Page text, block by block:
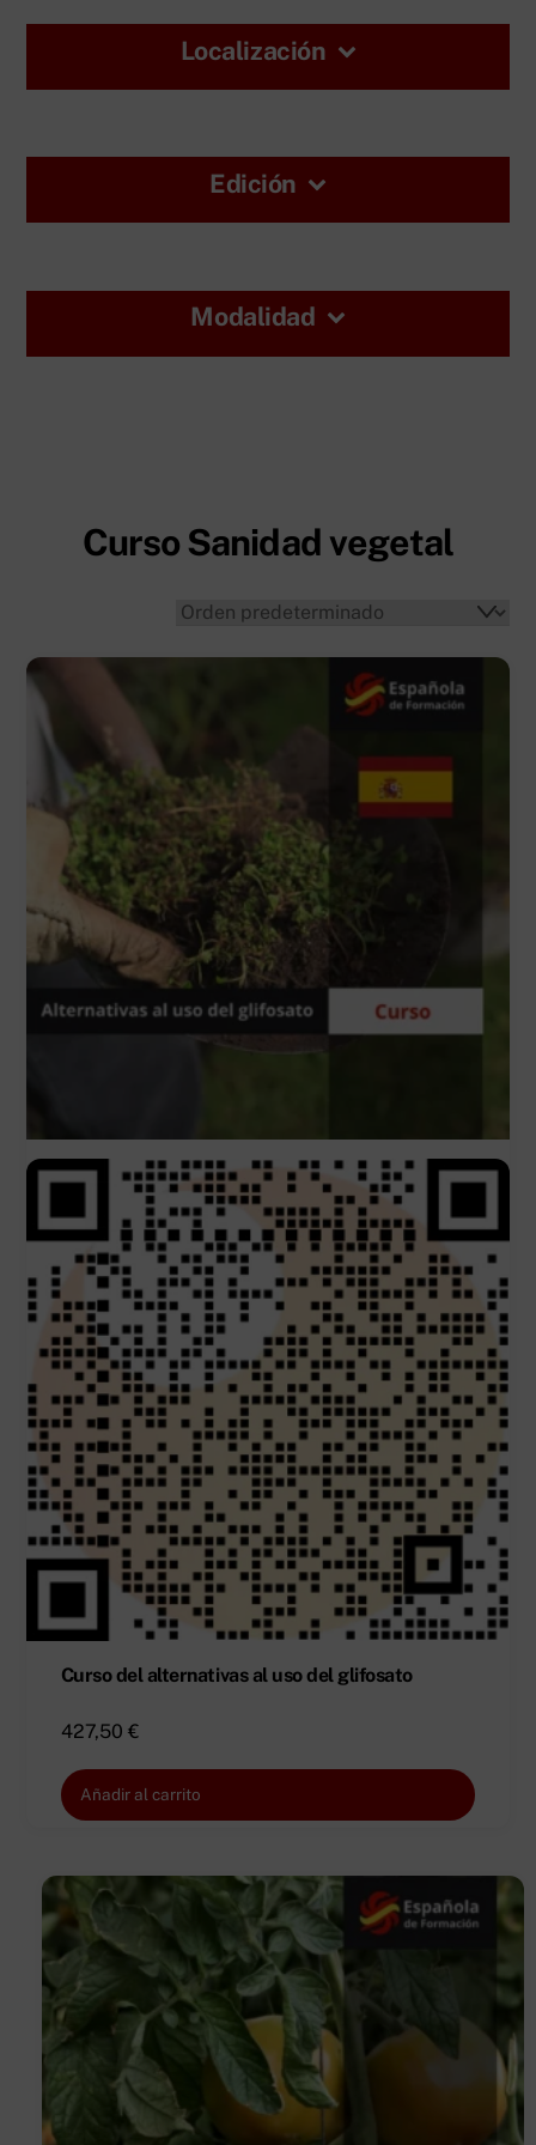
Curso Sanidad vegetal
Curso del alternativas al uso del glifosato
427,50 €
Añadir al carrito
Localización
Edición
Modalidad